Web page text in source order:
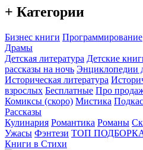
+ Категории
Бизнес книги Программирование
Драмы
Детская литература Детские
рассказы на ночь Энциклопедии
Историческая литература
взрослых Бесплатные Про
Комиксы (скоро) Мистика
Рассказы
Кулинария Романтика Романы
Ужасы Фэнтези ТОП
Книги в Стихи